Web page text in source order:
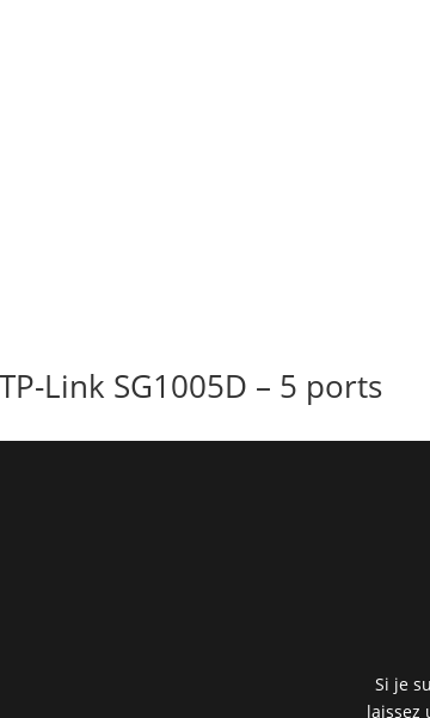
Link SG1005D – 5 ports
Si je
laissez